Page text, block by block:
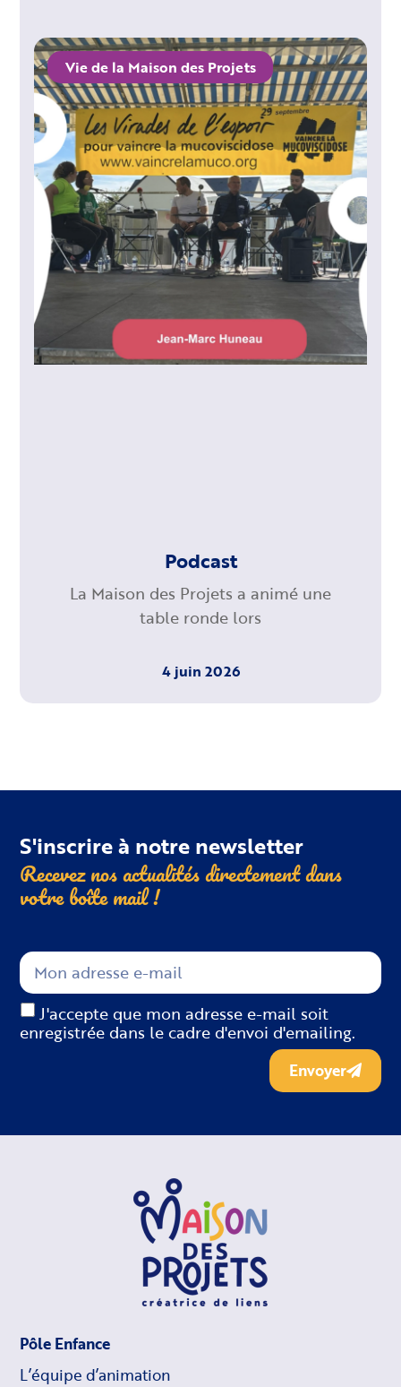
Vie de la Maison des Projets
Podcast
La Maison des Projets a animé une
table ronde lors
4 juin 2026
S'inscrire à notre newsletter
Recevez nos actualités directement dans
votre boîtemail !
J'accepte que mon adresse e-mail soit
enregistrée dans le cadre d'envoi d'emailing.
Envoyer
Pôle Enfance
L’équipe d’animation